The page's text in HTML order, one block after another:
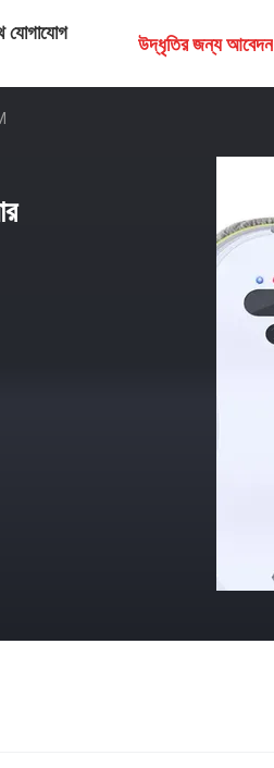
যোগাযোগ
উদ্ধৃতির জন্য আবেদন